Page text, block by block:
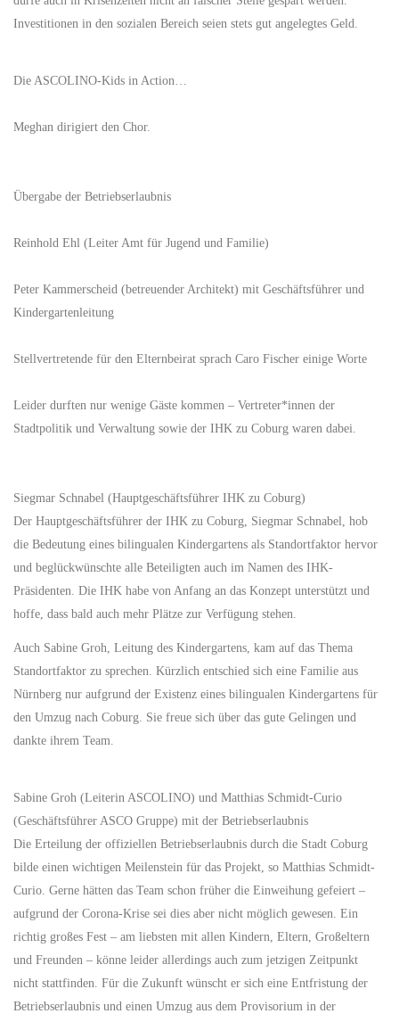
Investitionen in den sozialen Bereich seien stets gut angelegtes Geld.
Die ASCOLINO-Kids in Action…
Meghan dirigiert den Chor.
Übergabe der Betriebserlaubnis
Reinhold Ehl (Leiter Amt für Jugend und Familie)
Peter Kammerscheid (betreuender Architekt) mit Geschäftsführer und
Kindergartenleitung
Stellvertretende für den Elternbeirat sprach Caro Fischer einige Worte
Leider durften nur wenige Gäste kommen – Vertreter*innen der
Stadtpolitik und Verwaltung sowie der IHK zu Coburg waren dabei.
Siegmar Schnabel (Hauptgeschäftsführer IHK zu Coburg)
Der Hauptgeschäftsführer der IHK zu Coburg, Siegmar Schnabel, hob
die Bedeutung eines bilingualen Kindergartens als Standortfaktor hervor
und beglückwünschte alle Beteiligten auch im Namen des IHK-
Präsidenten. Die IHK habe von Anfang an das Konzept unterstützt und
hoffe, dass bald auch mehr Plätze zur Verfügung stehen.
Auch Sabine Groh, Leitung des Kindergartens, kam auf das Thema
Standortfaktor zu sprechen. Kürzlich entschied sich eine Familie aus
Nürnberg nur aufgrund der Existenz eines bilingualen Kindergartens für
den Umzug nach Coburg. Sie freue sich über das gute Gelingen und
dankte ihrem Team.
Sabine Groh (Leiterin ASCOLINO) und Matthias Schmidt-Curio
(Geschäftsführer ASCO Gruppe) mit der Betriebserlaubnis
Die Erteilung der offiziellen Betriebserlaubnis durch die Stadt Coburg
bilde einen wichtigen Meilenstein für das Projekt, so Matthias Schmidt-
Curio. Gerne hätten das Team schon früher die Einweihung gefeiert –
aufgrund der Corona-Krise sei dies aber nicht möglich gewesen. Ein
richtig großes Fest – am liebsten mit allen Kindern, Eltern, Großeltern
und Freunden – könne leider allerdings auch zum jetzigen Zeitpunkt
nicht stattfinden. Für die Zukunft wünscht er sich eine Entfristung der
Betriebserlaubnis und einen Umzug aus dem Provisorium in der